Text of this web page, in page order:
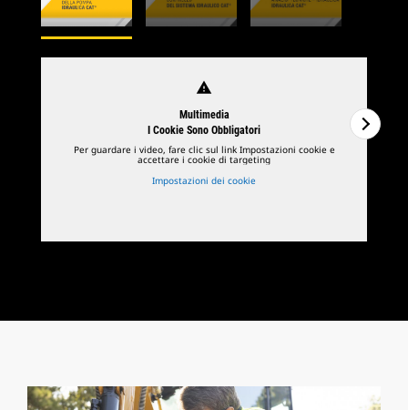
warning
Multimedia
I Cookie Sono Obbligatori
Per guardare i video, fare clic sul link Impostazioni cookie e
accettare i cookie di targeting
Impostazioni dei cookie